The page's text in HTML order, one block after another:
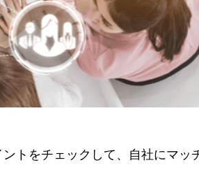
トをチェックして、自社にマッ